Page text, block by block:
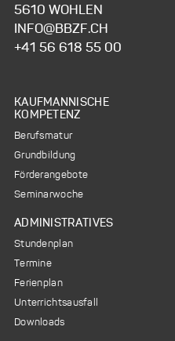
5610 WOHLEN
INFO@BBZF.CH
+41 56 618 55 00
NAVIGATION
ÜBERSPRINGEN
KAUFMÄNNISCHE
KOMPETENZ
Berufsmatur
Grundbildung
Förderangebote
Seminarwoche
ADMINISTRATIVES
Stundenplan
Termine
Ferienplan
Unterrichtsausfall
Downloads